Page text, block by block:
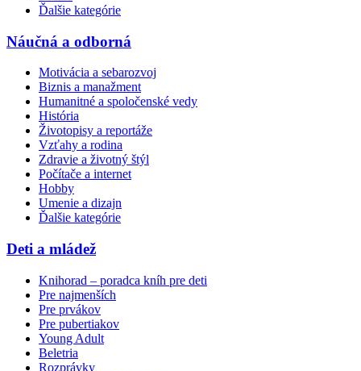
Ďalšie kategórie
Náučná a odborná
Motivácia a sebarozvoj
Biznis a manažment
Humanitné a spoločenské vedy
História
Životopisy a reportáže
Vzťahy a rodina
Zdravie a životný štýl
Počítače a internet
Hobby
Umenie a dizajn
Ďalšie kategórie
Deti a mládež
Knihorad – poradca kníh pre deti
Pre najmenších
Pre prvákov
Pre pubertiakov
Young Adult
Beletria
Rozprávky